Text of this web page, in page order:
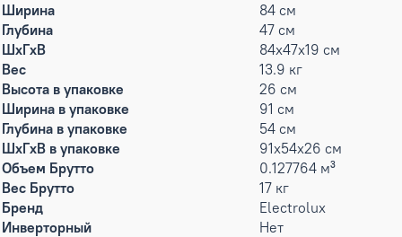
Ширина
84 см
Глубина
47 см
ШxГxВ
84x47x19 см
Вес
13.9 кг
Высота в упаковке
26 см
Ширина в упаковке
91 см
Глубина в упаковке
54 см
ШxГxВ в упаковке
91x54x26 см
Объем Брутто
0.127764 м³
Вес Брутто
17 кг
Бренд
Electrolux
Инверторный
Нет